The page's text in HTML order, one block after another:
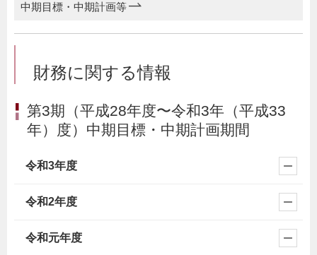
中期目標・中期計画等
財務に関する情報
第3期（平成28年度〜令和3年（平成33
年）度）中期目標・中期計画期間
令和3年度
令和2年度
令和元年度